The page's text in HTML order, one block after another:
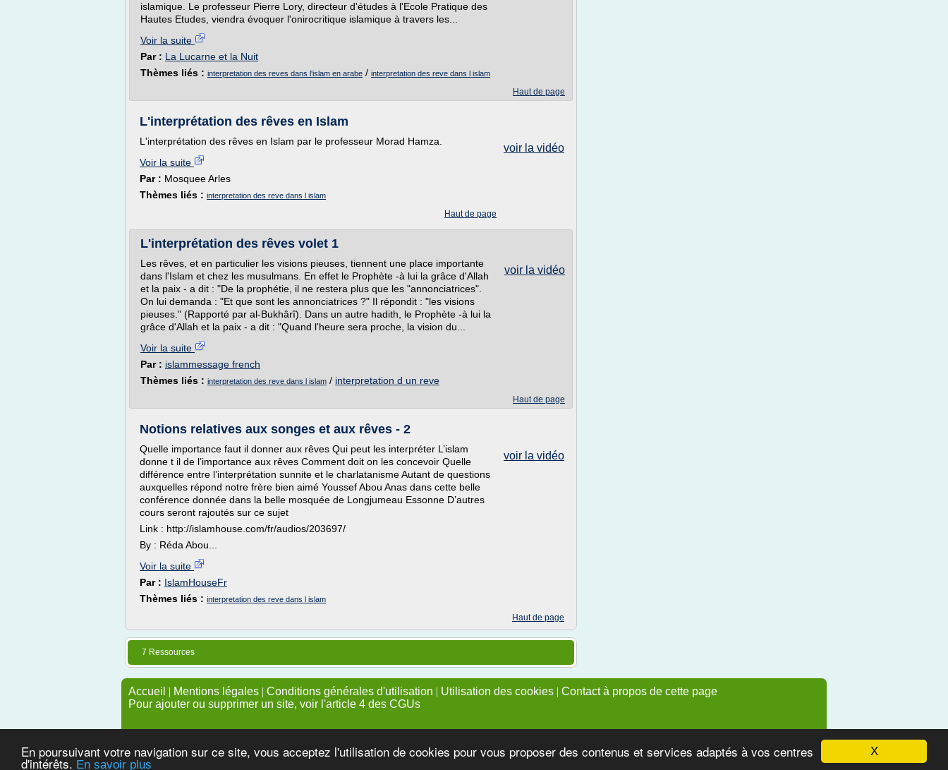
X
En poursuivant votre navigation sur ce site, vous acceptez l'utilisation de cookies pour vous proposer des contenus et services adaptés à vos centres
d'intérêts. En savoir plus
islamique. Le professeur Pierre Lory, directeur d'études à l'Ecole Pratique des
Hautes Etudes, viendra évoquer l'onirocritique islamique à travers les...
Voir la suite
Par : La Lucarne et la Nuit
Thèmes liés : interpretation des reves dans l'islam en arabe / interpretation des reve dans l islam
Haut de page
L'interprétation des rêves en Islam
voir la vidéo
L'interprétation des rêves en Islam par le professeur Morad Hamza.
Voir la suite
Par : Mosquee Arles
Thèmes liés : interpretation des reve dans l islam
Haut de page
L'interprétation des rêves volet 1
voir la vidéo
Les rêves, et en particulier les visions pieuses, tiennent une place importante
dans l'Islam et chez les musulmans. En effet le Prophète -à lui la grâce d'Allah
et la paix - a dit : "De la prophétie, il ne restera plus que les "annonciatrices".
On lui demanda : "Et que sont les annonciatrices ?" Il répondit : "les visions
pieuses." (Rapporté par al-Bukhârî). Dans un autre hadith, le Prophète -à lui la
grâce d'Allah et la paix - a dit : "Quand l'heure sera proche, la vision du...
Voir la suite
Par : islammessage french
Thèmes liés : interpretation des reve dans l islam / interpretation d un reve
Haut de page
Notions relatives aux songes et aux rêves - 2
voir la vidéo
Quelle importance faut il donner aux rêves Qui peut les interpréter L’islam
donne t il de l’importance aux rêves Comment doit on les concevoir Quelle
différence entre l’interprétation sunnite et le charlatanisme Autant de questions
auxquelles répond notre frère bien aimé Youssef Abou Anas dans cette belle
conférence donnée dans la belle mosquée de Longjumeau Essonne D’autres
cours seront rajoutés sur ce sujet
Link : http://islamhouse.com/fr/audios/203697/
By : Réda Abou...
Voir la suite
Par : IslamHouseFr
Thèmes liés : interpretation des reve dans l islam
Haut de page
7 Ressources
Accueil | Mentions légales | Conditions générales d'utilisation | Utilisation des cookies | Contact à propos de cette page
Pour ajouter ou supprimer un site, voir l'article 4 des CGUs